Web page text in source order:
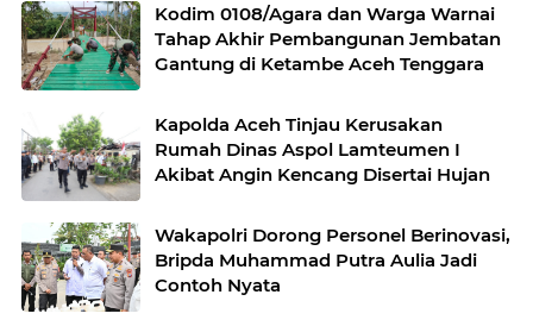
Kodim 0108/Agara dan Warga Warnai
Tahap Akhir Pembangunan Jembatan
Gantung di Ketambe Aceh Tenggara
Kapolda Aceh Tinjau Kerusakan
Rumah Dinas Aspol Lamteumen I
Akibat Angin Kencang Disertai Hujan
Wakapolri Dorong Personel Berinovasi,
Bripda Muhammad Putra Aulia Jadi
Contoh Nyata